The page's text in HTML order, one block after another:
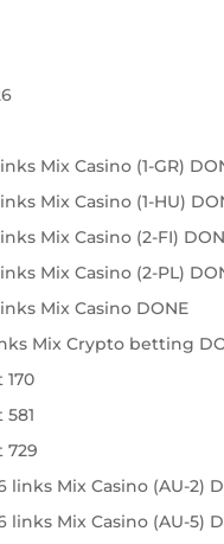
Mix Casino (1-GR)
Mix Casino (1-HU)
links Mix Casino (2-FI)
links Mix Casino (2-PL)
links Mix Casino DONE
Mix Crypto betting
170
581
729
links Mix Casino (AU-2)
links Mix Casino (AU-5)